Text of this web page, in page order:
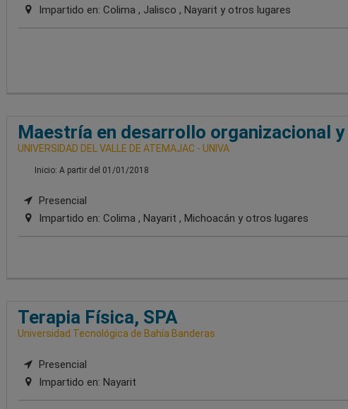
Impartido en: Colima , Jalisco , Nayarit y otros lugares
Maestría en desarrollo organizacional y
UNIVERSIDAD DEL VALLE DE ATEMAJAC - UNIVA
Inicio: A partir del 01/01/2018
Presencial
Impartido en: Colima , Nayarit , Michoacán y otros lugares
Terapia Física, SPA
Universidad Tecnológica de Bahía Banderas
Presencial
Impartido en: Nayarit